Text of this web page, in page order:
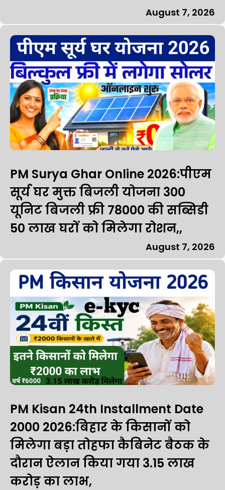
August 7, 2026
PM Surya Ghar Online 2026:पीएम
सूर्य घर मुक्त बिजली योजना 300
यूनिट बिजली फ्री 78000 की सब्सिडी
50 लाख घरों को मिलेगा रोशन,,
August 7, 2026
PM Kisan 24th Installment Date
₹2000 2026:बिहार के किसानों को
मिलेगा बड़ा तोहफा कैबिनेट बैठक के
दौरान ऐलान किया गया 3.15 लाख
करोड़ का लाभ,